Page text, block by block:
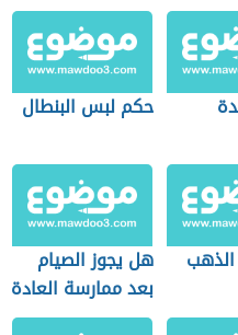
حكم لبس البنطال
هل يجوز الصيام
بعد ممارسة العادة
في الليل؟